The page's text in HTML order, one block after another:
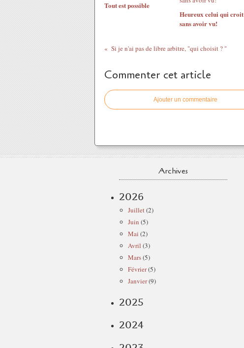
Tout est possible
Heureux celui qui croit
sans avoir vu!
Si je n'ai pas de libre arbitre, "qui choisit ? "
Commenter cet article
Ajouter un commentaire
Archives
2026
Juillet(2)
Juin (5)
Mai (2)
Avril (3)
Mars(5)
Février(5)
Janvier(9)
2025
2024